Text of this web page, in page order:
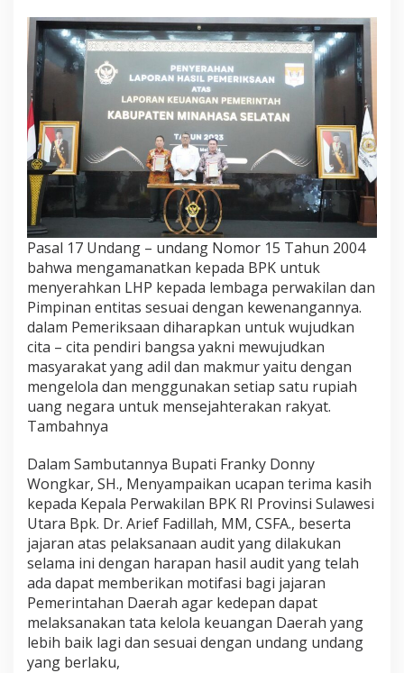
Pasal 17 Undang – undang Nomor 15 Tahun 2004
bahwa mengamanatkan kepada BPK untuk
menyerahkan LHP kepada lembaga perwakilan dan
Pimpinan entitas sesuai dengan kewenangannya.
dalam Pemeriksaan diharapkan untuk wujudkan
cita – cita pendiri bangsa yakni mewujudkan
masyarakat yang adil dan makmur yaitu dengan
mengelola dan menggunakan setiap satu rupiah
uang negara untuk mensejahterakan rakyat.
Tambahnya
Dalam Sambutannya Bupati Franky Donny
Wongkar, SH., Menyampaikan ucapan terima kasih
kepada Kepala Perwakilan BPK RI Provinsi Sulawesi
Utara Bpk. Dr. Arief Fadillah, MM, CSFA., beserta
jajaran atas pelaksanaan audit yang dilakukan
selama ini dengan harapan hasil audit yang telah
ada dapat memberikan motifasi bagi jajaran
Pemerintahan Daerah agar kedepan dapat
melaksanakan tata kelola keuangan Daerah yang
lebih baik lagi dan sesuai dengan undang undang
yang berlaku,